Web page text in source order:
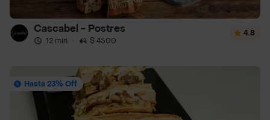
Cascabel - Postres
12 min · $ 4500
4.8
Hasta 23% Off